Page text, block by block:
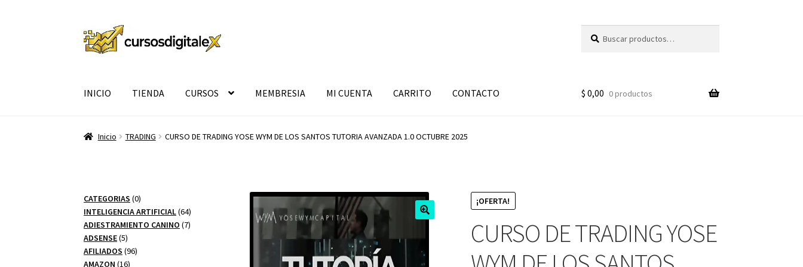
Ir
a
Ir
al
por:
INICIO TIENDA CURSOS MEMBRESIA MI CUENTA CARRITO CONTACTO $ 0,00 0 productos
Inicio TRADING CURSO DE TRADING YOSE WYM DE LOS SANTOS TUTORIA AVANZADA 1.0 OCTUBRE 2025
¡OFERTA!
CURSO DE TRADING YOSE
CATEGORIAS 00
productos
INTELIGENCIA ARTIFICIAL 6464
productos
ADIESTRAMIENTO CANINO 77
ADSENSE 55
productos
AFILIADOS 9696
AMAZON 1616